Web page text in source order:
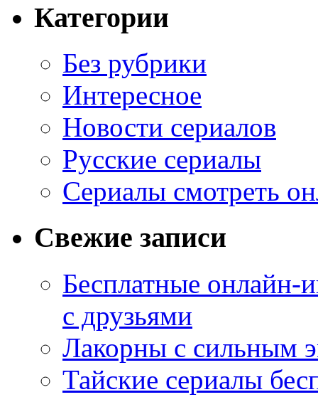
Категории
Без рубрики
Интересное
Новости сериалов
Русские сериалы
Сериалы смотреть
Свежие записи
Бесплатные
с друзьями
Лакорны с сильным
Тайские сериалы